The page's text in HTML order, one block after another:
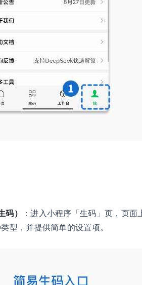
码）
：进入小程序「生码」页，页
型，并提供简单的设置项。